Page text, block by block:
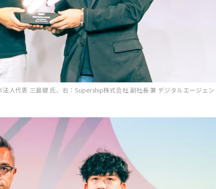
人代表 三島健 氏、右：Supership株式会社 副社長 兼 デジタルエージェン